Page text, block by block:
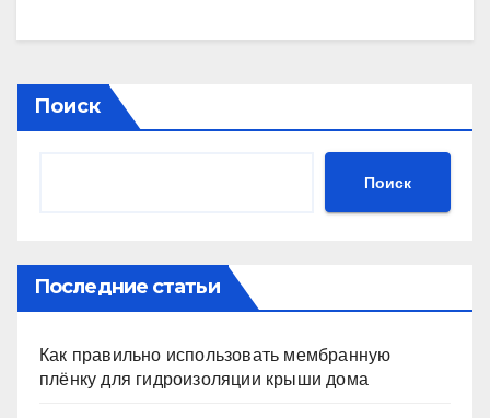
Поиск
Поиск
Последние статьи
Как правильно использовать мембранную
плёнку для гидроизоляции крыши дома